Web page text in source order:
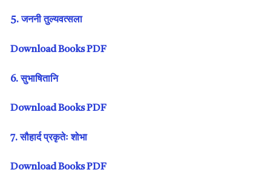
5. जननी तुल्यवत्सला
Download Books PDF
6. सुभाषितानि
Download Books PDF
7. सौहार्द प्रकृतेः शोभा
Download Books PDF